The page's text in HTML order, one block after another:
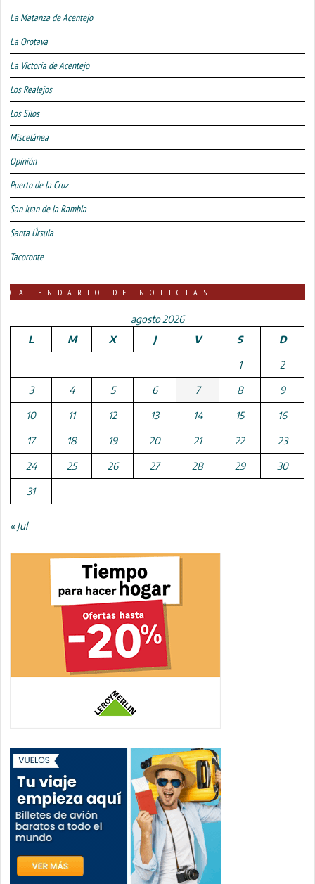
La Matanza de Acentejo
La Orotava
La Victoria de Acentejo
Los Realejos
Los Silos
Miscelánea
Opinión
Puerto de la Cruz
San Juan de la Rambla
Santa Úrsula
Tacoronte
CALENDARIO DE NOTICIAS
agosto 2026
L
M X J V S D
1 2
3 4 5 6 7 8 9
10 11 12 13 14 15 16
17 18 19 20 21 22 23
24 25 26 27 28 29 30
31
« Jul